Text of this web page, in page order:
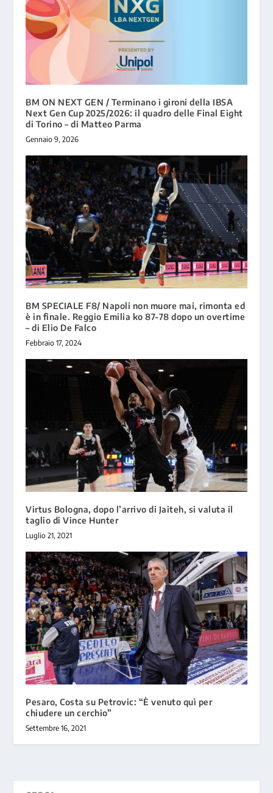
BM ON NEXT GEN / Terminano i gironi della IBSA
Next Gen Cup 2025/2026: il quadro delle Final Eight
di Torino – di Matteo Parma
Gennaio 9, 2026
BM SPECIALE F8/ Napoli non muore mai, rimonta ed
è in finale. Reggio Emilia ko 87-78 dopo un overtime
– di Elio De Falco
Febbraio 17, 2024
Virtus Bologna, dopo l’arrivo di Jaiteh, si valuta il
taglio di Vince Hunter
Luglio 21, 2021
Pesaro, Costa su Petrovic: “È venuto quì per
chiudere un cerchio”
Settembre 16, 2021